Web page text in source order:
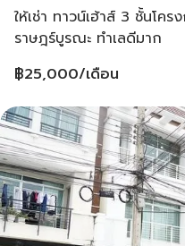
ให้เช่า ทาวน์เฮ้าส์ 3 ชั้นโค
ราษฎร์บูรณะ ทำเลดีมาก
฿25,000/เดือน